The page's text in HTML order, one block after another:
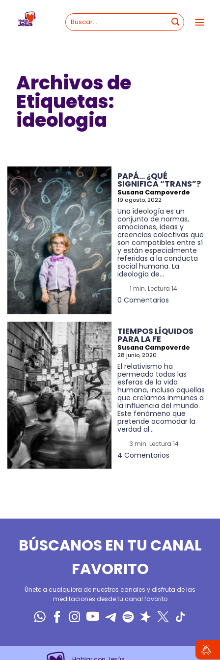
content
Archivos de
Etiquetas:
ideologia
PAPÁ… ¿QUÉ
SIGNIFICA “TRANS”?
Susana Campoverde
19 agosto, 2022
Una ideología es un
conjunto de normas,
emociones, ideas y
creencias colectivas que
son compatibles entre sí
y están especialmente
referidas a la conducta
social humana. La
ideología de...
1 min. Lectura 14
0 Comentarios
TIEMPOS LÍQUIDOS
PARA LA FE
Susana Campoverde
28 junio, 2020
El relativismo ha
permeado todas las
esferas de la vida
humana, incluso aquellas
que creíamos inmunes a
la influencia del mundo.
Este fenómeno que
pretende acomodar la
verdad al...
3 min. Lectura 14
4 Comentarios
BÚSCANOS EN TU CANAL
FAVORITO
Únete a cualquiera de nuestros canales y disfruta de las
meditaciones desde tu canal favorito